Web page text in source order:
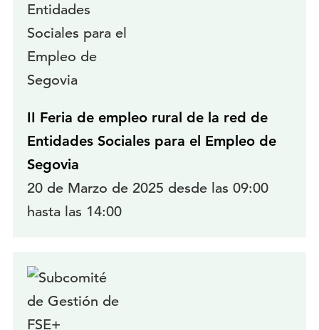
II Feria de empleo rural de la red de
Entidades Sociales para el Empleo de
Segovia
20 de Marzo de 2025 desde las 09:00
hasta las 14:00